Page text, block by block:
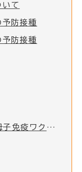
て
防接種
防接種
RSウイルス感染症に対する母子免疫ワクチンの定期接種の実施について